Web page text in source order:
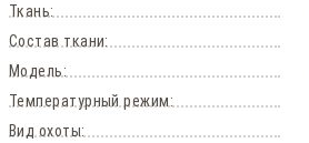
Ткань:
Состав ткани:
Модель:
Температурный режим:
Вид охоты: